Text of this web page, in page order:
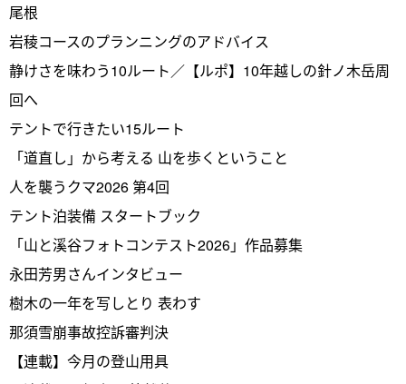
尾根
岩稜コースのプランニングのアドバイス
静けさを味わう10ルート／【ルポ】10年越しの針ノ木岳周
回へ
テントで行きたい15ルート
「道直し」から考える 山を歩くということ
人を襲うクマ2026 第4回
テント泊装備 スタートブック
「山と溪谷フォトコンテスト2026」作品募集
永田芳男さんインタビュー
樹木の一年を写しとり 表わす
那須雪崩事故控訴審判決
【連載】今月の登山用具